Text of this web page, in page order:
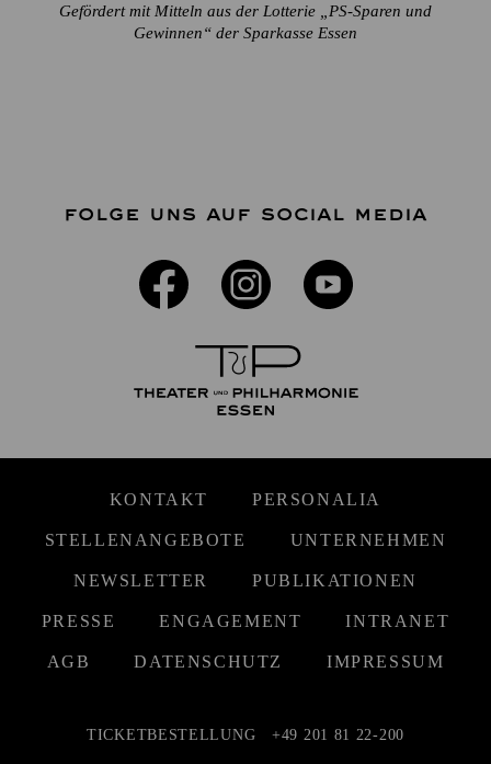
Gefördert mit Mitteln aus der Lotterie „PS-Sparen und
Gewinnen“ der Sparkasse Essen
FOLGE UNS AUF SOCIAL MEDIA
KONTAKT PERSONALIA
STELLENANGEBOTE UNTERNEHMEN
NEWSLETTER PUBLIKATIONEN
PRESSE ENGAGEMENT INTRANET
AGB DATENSCHUTZ IMPRESSUM
TICKETBESTELLUNG +49 201 81 22-200